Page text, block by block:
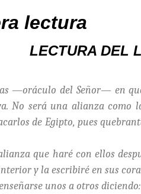
lectura
LECTURA DEL
—oráculo del Señor— en
No será una alianza como
de Egipto, pues
que haré con ellos
y la escribiré en sus
unos a otros diciendo: